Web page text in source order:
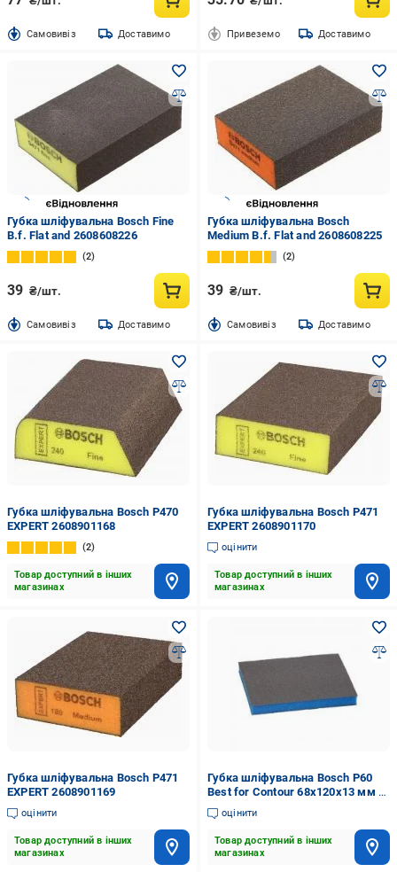
Cамовивіз Доставимо Привеземо Доставимо
Губка шліфувальна Bosch Fine
B.f. Flat and 2608608226
2
39 ₴/шт.
Cамовивіз Доставимо
Губка шліфувальна Bosch
Medium B.f. Flat and 2608608225
2
39 ₴/шт.
Cамовивіз Доставимо
Губка шліфувальна Bosch P470
EXPERT 2608901168
2
Товар доступний в інших
магазинах
Губка шліфувальна Bosch P471
EXPERT 2608901170
оцінити
Товар доступний в інших
магазинах
Губка шліфувальна Bosch P471
EXPERT 2608901169
оцінити
Товар доступний в інших
магазинах
Губка шліфувальна Bosch P60
Best for Contour 68x120x13 мм 2
шт 2609256349
оцінити
Товар доступний в інших
магазинах